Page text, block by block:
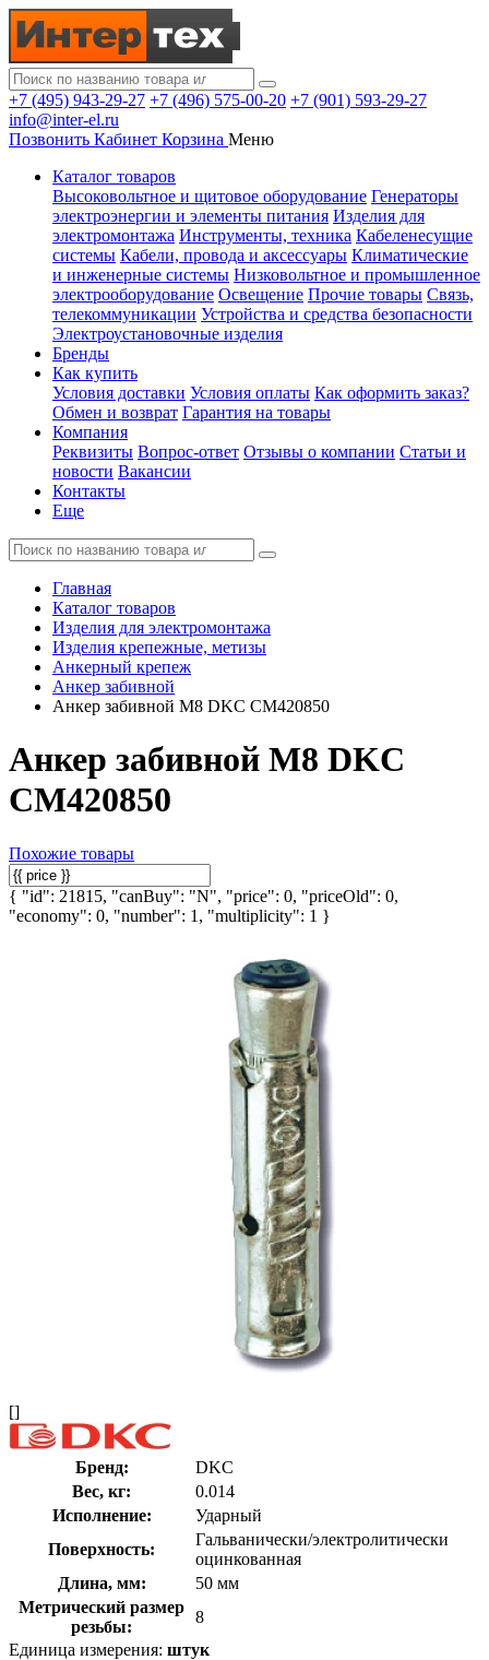
+7 (495) 943-29-27 +7 (496) 575-00-20 +7 (901) 593-29-27
info@inter-el.ru
Позвонить Кабинет Корзина Меню
Каталог товаров
Высоковольтное и щитовое оборудование Генераторы
электроэнергии и элементы питания Изделия для
электромонтажа Инструменты, техника Кабеленесущие
системы Кабели, провода и аксессуары Климатические
и инженерные системы Низковольтное и промышленное
электрооборудование Освещение Прочие товары Связь,
телекоммуникации Устройства и средства безопасности
Электроустановочные изделия
Бренды
Как купить
Условия доставки Условия оплаты Как оформить заказ?
Обмен и возврат Гарантия на товары
Компания
Реквизиты Вопрос-ответ Отзывы о компании Статьи и
новости Вакансии
Контакты
Еще
Главная
Каталог товаров
Изделия для электромонтажа
Изделия крепежные, метизы
Анкерный крепеж
Анкер забивной
Анкер забивной М8 DKC CM420850
Анкер забивной М8 DKC
CM420850
Похожие товары
{ "id": 21815, "canBuy": "N", "price": 0, "priceOld": 0,
"economy": 0, "number": 1, "multiplicity": 1 }
[]
Бренд:
DKC
Вес, кг:
0.014
Исполнение:
Ударный
Поверхность:
Гальванически/электролитически
оцинкованная
Длина, мм:
50 мм
Метрический размер
резьбы:
8
Единица измерения: штук